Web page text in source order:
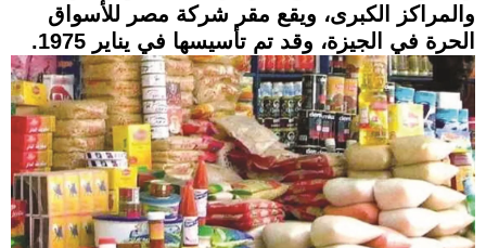
والمراكز الكبرى، ويقع مقر شركة مصر للأسواق
الحرة في الجيزة، وقد تم تأسيسها في يناير 1975.